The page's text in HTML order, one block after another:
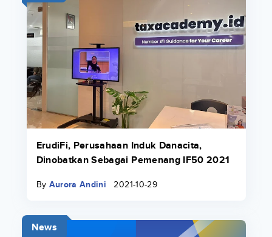
ErudiFi, Perusahaan Induk Danacita,
Dinobatkan Sebagai Pemenang IF50 2021
By Aurora Andini 2021-10-29
News